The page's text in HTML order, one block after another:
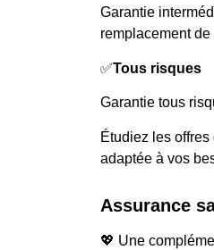
Garantie
remplacement de
✅Tous risques
Garantie tous
Étudiez les
adaptée à vos
Assurance
💖 Une